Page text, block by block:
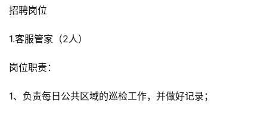
招聘岗位
1.客服管家（2人）
岗位职责：
1、负责每日公共区域的巡检工作，并做好记录；